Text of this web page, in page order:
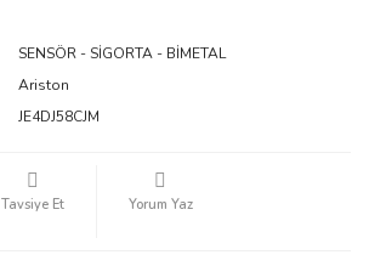
SENSÖR - SİGORTA - BİMETAL
Ariston
JE4DJ58CJM
Tavsiye Et Yorum Yaz